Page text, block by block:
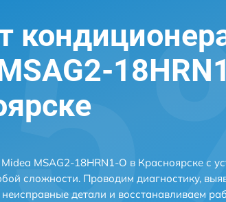
MSAG2-18HRN1-O в Красноярске с
сложности. Проводим диагностику,
детали и восстанавливаем